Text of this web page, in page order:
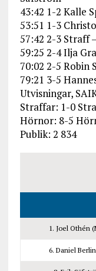
43:42 1-2 Kalle
53:51 1-3
57:42 2-3 Straff
59:25 2-4 Ilja
70:02 2-5 Robin
79:21 3-5
Utvisningar,
Straffar: 1-0
Hörnor: 8-5
Publik: 2 834
1. Joel Othén
6. Daniel